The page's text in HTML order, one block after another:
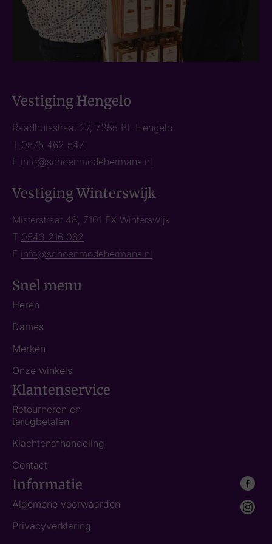
Vestiging Hengelo
Raadhuisstraat 27, 7255 BL Hengelo
T 0575 462 547
E info@schoenmodehermans.nl
Vestiging Winterswijk
Misterstraat 48, 7101 EX Winterswijk
T 0543 216 062
E info@schoenmodehermans.nl
Snel menu
Heren
Dames
Merken
Onze winkels
Klantenservice
Retourneren en
terugbetalen
Klachtenafhandeling
Contact
Informatie
Algemene voorwaarden
Privacyverklaring